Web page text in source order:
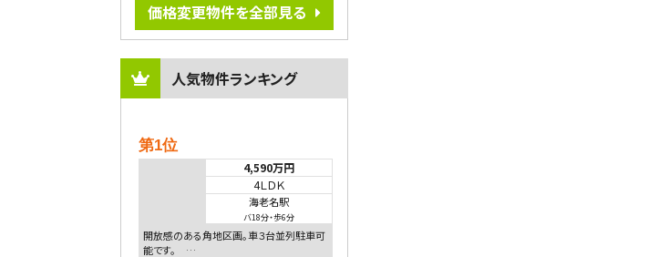
価格変更物件を全部見る
人気物件ランキング
第1位
4,590万円
4ＬＤＫ
海老名駅
バ18分・歩6分
開放感のある角地区画。車３台並列駐車可
能です。 …